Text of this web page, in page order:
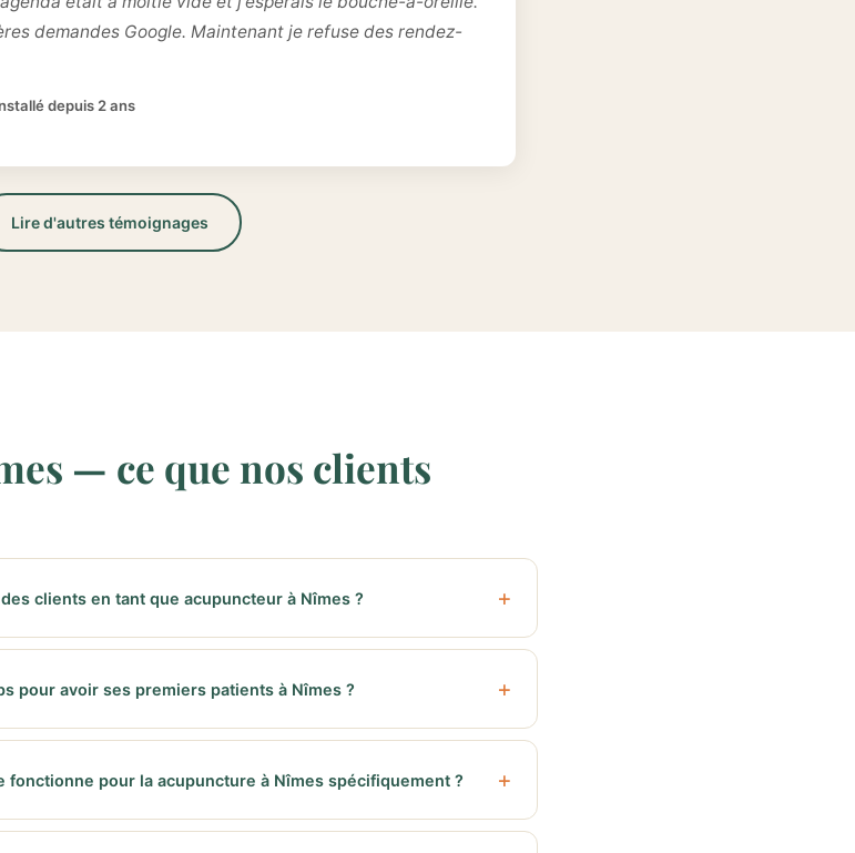
demandes Google. Maintenant je refuse des rendez-
depuis 2 ans
Lire d'autres témoignages
— ce que nos clients
clients en tant que acupuncteur à Nîmes ?
pour avoir ses premiers patients à Nîmes ?
fonctionne pour la acupuncture à Nîmes spécifiquement ?